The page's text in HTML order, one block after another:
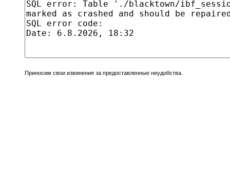
Приносим свои извинения за предоставленные неудобства.